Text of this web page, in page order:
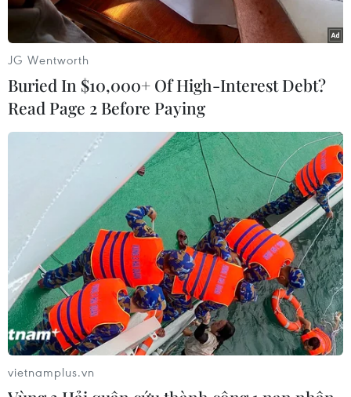
Đoạn tuyến trên cao nút giao Đại La-Trần Đại Nghĩa đang được
thi công. (Ảnh: Tuấn Anh/TTXVN)
JG Wentworth
Buried In $10,000+ Of High-Interest Debt?
Read Page 2 Before Paying
vietnamplus.vn